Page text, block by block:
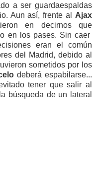
a ser guardaespaldas
Aun así, frente al Ajax
en decirnos que
en los pases. Sin caer
eran el común
del Madrid, debido al
sometidos por los
deberá espabilarse...
tener que salir al
búsqueda de un lateral